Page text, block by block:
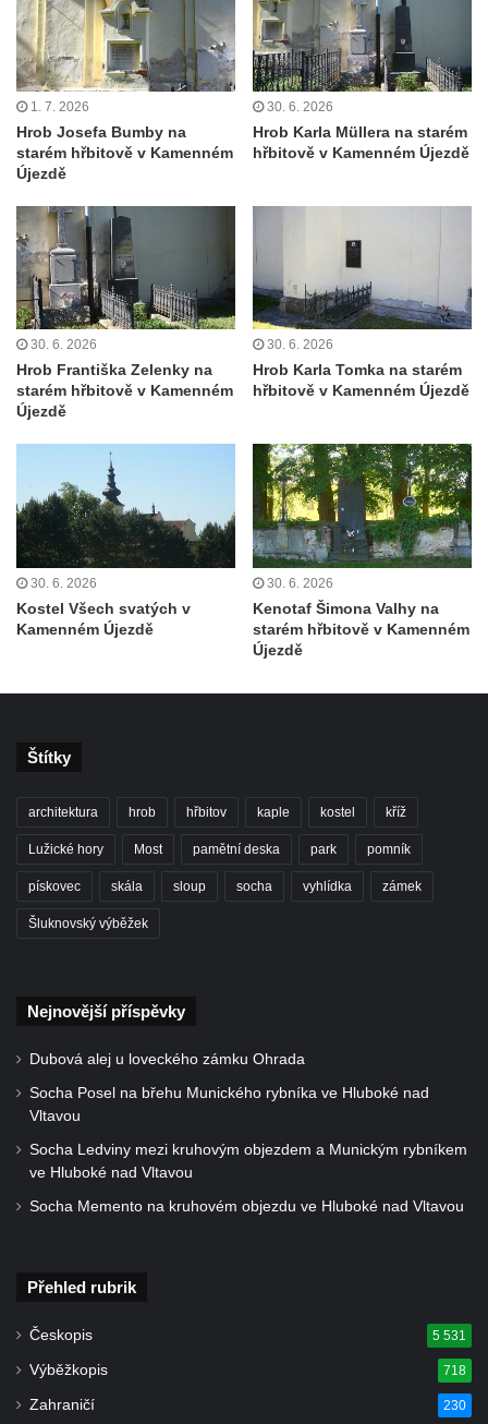
Hrob Theodora Paděry na hřbitově ve
Velkých Žernosekách
Hrob rodiny Victorinovy na hřbitově v
Chloumku v Mělníku
Hrob rodiny z Wartburgu a Pöschlovy na
Chloumku v Mělníku
Hrob rodiny Vávrových na hřbitově v
Chloumku v Mělníku
Hrob rodiny Schmidlových na hřbitově v
Chloumku v Mělníku
Hrob rodiny Sixtových na hřbitově v
Hrob rodiny Goldschmidových a
Sedláčkových na hřbitově v Chloumku v
Mělníku
Hrob rodiny Hauptovy na hřbitově v
Chloumku v Mělníku
Hrob rodiny Knotkovy na hřbitově v
Chloumku v Mělníku
Hrob Františka Jankovského na hřbitově v
Chloumku v Mělníku
Hrob rodiny Kallmünzrových na hřbitově v
hřbitově v Trávníku
Trávníku
Hrob Antona Wernera na hřbitově ve Svoru
Hrob Wilhelma Schwarzbacha na hřbitově
ve Svoru
Hrob Daniela Herrmanna na hřbitově ve
1. 7. 2026
Hrob Josefa Bumby na
starém hřbitově v Kamenném
Újezdě
30. 6. 2026
Hrob Karla Müllera na starém
hřbitově v Kamenném Újezdě
30. 6. 2026
Hrob Františka Zelenky na
starém hřbitově v Kamenném
Újezdě
30. 6. 2026
Hrob Karla Tomka na starém
hřbitově v Kamenném Újezdě
30. 6. 2026
Kostel Všech svatých v
Kamenném Újezdě
30. 6. 2026
Kenotaf Šimona Valhy na
starém hřbitově v Kamenném
Újezdě
Štítky
architektura hrob hřbitov kaple kostel kříž
Lužické hory Most pamětní deska park pomník
pískovec skála sloup socha vyhlídka zámek
Šluknovský výběžek
Nejnovější příspěvky
Dubová alej u loveckého zámku Ohrada
Socha Posel na břehu Munického rybníka ve Hluboké nad
Vltavou
Socha Ledviny mezi kruhovým objezdem a Munickým rybníkem
ve Hluboké nad Vltavou
Socha Memento na kruhovém objezdu ve Hluboké nad Vltavou
Přehled rubrik
Českopis 5 531
Výběžkopis 718
Zahraničí 230